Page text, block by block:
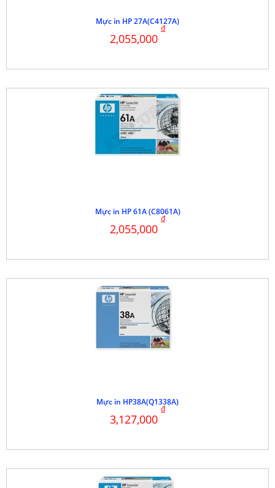
Mực in HP 27A(C4127A)
2,055,000
đ
Mực in HP 61A (C8061A)
2,055,000
đ
Mực in HP38A(Q1338A)
3,127,000
đ